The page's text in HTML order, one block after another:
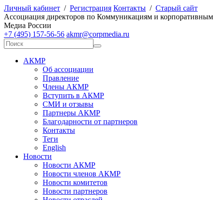
Личный кабинет / Регистрация Контакты / Старый сайт
Ассоциация директоров по Коммуникациям и корпоративным
Медиа России
+7 (495) 157-56-56 akmr@corpmedia.ru
АКМР
Об ассоциации
Правление
Члены АКМР
Вступить в АКМР
СМИ и отзывы
Партнеры АКМР
Благодарности от партнеров
Контакты
Теги
English
Новости
Новости АКМР
Новости членов АКМР
Новости комитетов
Новости партнеров